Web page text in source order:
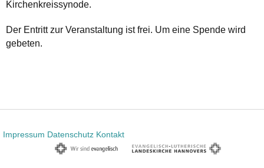
Kirchenkreissynode.
Der Entritt zur Veranstaltung ist frei. Um eine Spende wird
gebeten.
Impressum Datenschutz Kontakt